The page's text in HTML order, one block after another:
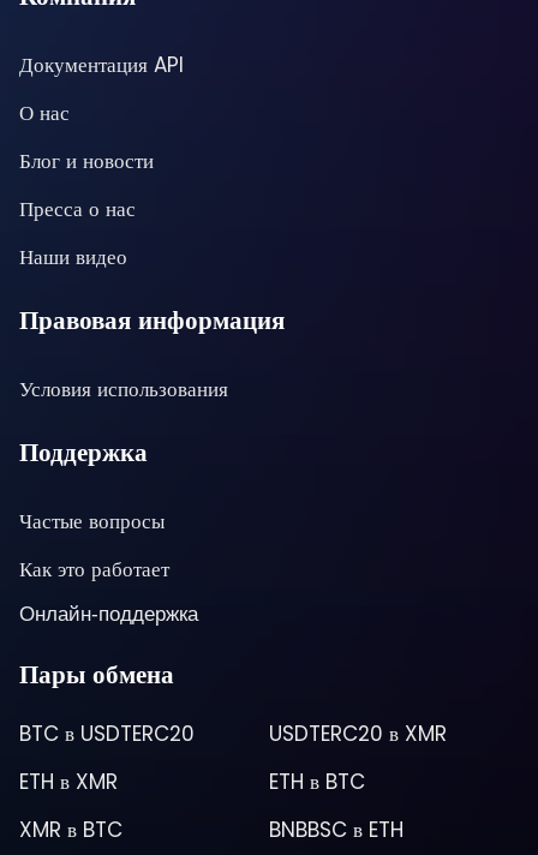
Документация API
О нас
Блог и новости
Пресса о нас
Наши видео
Правовая информация
Условия использования
Поддержка
Частые вопросы
Как это работает
Онлайн-поддержка
Пары обмена
BTC в USDTERC20 USDTERC20 в XMR
ETH в XMR ETH в BTC
XMR в BTC BNBBSC в ETH